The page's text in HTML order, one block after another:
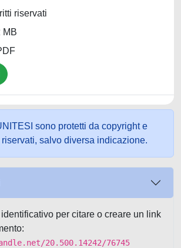
riservati
MB
sono protetti da copyright e
salvo diversa indicazione.
per citare o creare un link
20.500.14242/76745